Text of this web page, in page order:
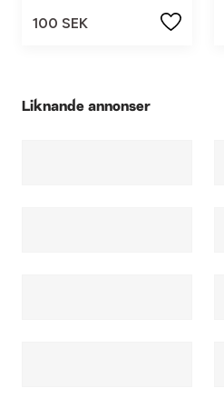
100 SEK
Liknande annonser